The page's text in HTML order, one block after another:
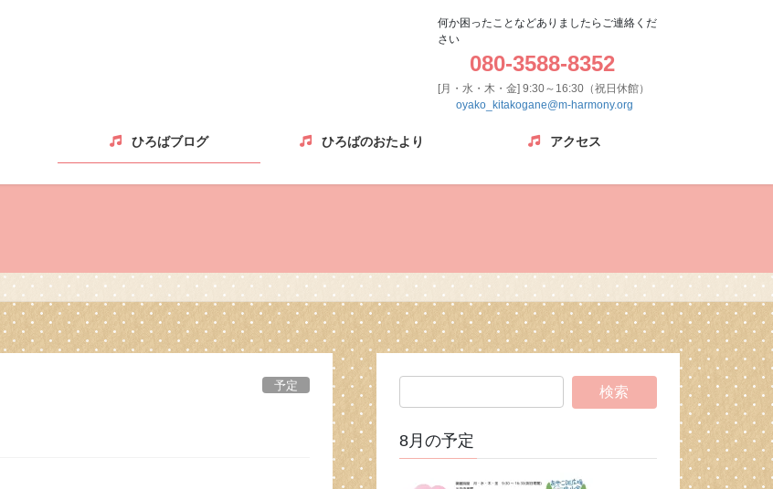
何か困ったことなどありましたらご連絡くだ
さい
080-3588-8352
[月・水・木・金] 9:30～16:30（祝日休館）
oyako_kitakogane@m-harmony.org
ひろばブログ ひろばのおたより アクセス
予定
8月の予定